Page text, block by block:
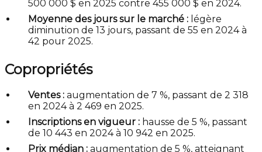
500 000 $ en 2025 contre 455 000 $ en 2024.
Moyenne des jours sur le marché : légère
diminution de 13 jours, passant de 55 en 2024 à
42 pour 2025.
Copropriétés
Ventes : augmentation de 7 %, passant de 2 318
en 2024 à 2 469 en 2025.
Inscriptions en vigueur : hausse de 5 %, passant
de 10 443 en 2024 à 10 942 en 2025.
Prix médian : augmentation de 5 %, atteignant